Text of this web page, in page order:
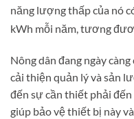
năng lượng thấp của nó
kWh mỗi năm, tương
Nông dân đang ngày
cải thiện quản lý và sản
đến sự cần thiết phải
giúp bảo vệ thiết bị này